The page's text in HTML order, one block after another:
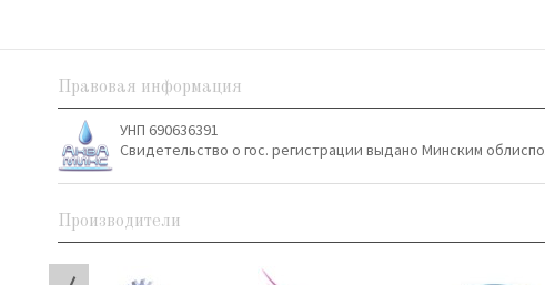
Правовая информация
УНП 690636391
Свидетельство о гос. регистрации выдано Минским
Производители